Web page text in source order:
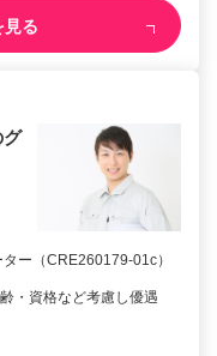
見る
グ
ー（CRE260179-01c）
・資格など考慮し優遇